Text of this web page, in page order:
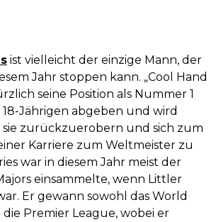
ist vielleicht der einzige Mann, der
Jahr stoppen kann. „Cool Hand
seine Position als Nummer 1
Jährigen abgeben und wird
zurückzuerobern und sich zum
Karriere zum Weltmeister zu
war in diesem Jahr meist der
einsammelte, wenn Littler
Er gewann sowohl das World
die Premier League, wobei er